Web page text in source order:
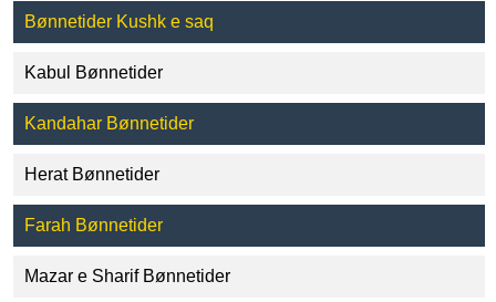
Bønnetider Kushk e saq
Kabul Bønnetider
Kandahar Bønnetider
Herat Bønnetider
Farah Bønnetider
Mazar e Sharif Bønnetider